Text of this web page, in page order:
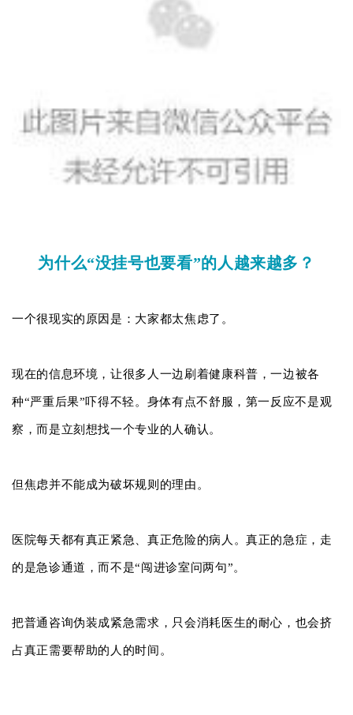
为什么“没挂号也要看”的人越来越多？
一个很现实的原因是：大家都太焦虑了。
现在的信息环境，让很多人一边刷着健康科普，一边被各
种“严重后果”吓得不轻。身体有点不舒服，第一反应不是观
察，而是立刻想找一个专业的人确认。
但焦虑并不能成为破坏规则的理由。
医院每天都有真正紧急、真正危险的病人。真正的急症，走
的是急诊通道，而不是“闯进诊室问两句”。
把普通咨询伪装成紧急需求，只会消耗医生的耐心，也会挤
占真正需要帮助的人的时间。